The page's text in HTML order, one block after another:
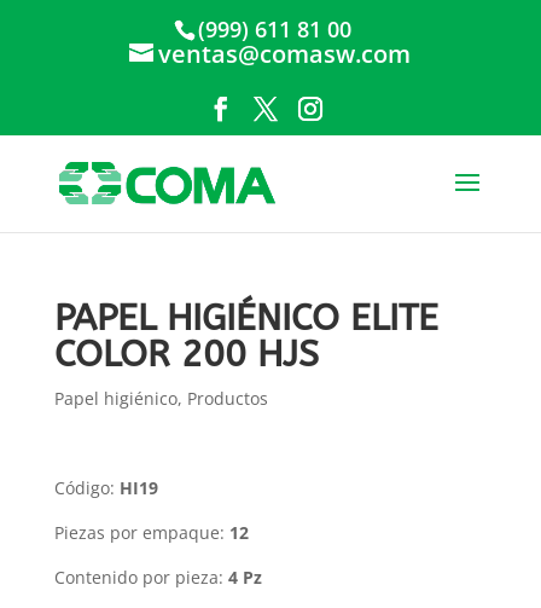
(999) 611 81 00
ventas@comasw.com
PAPEL HIGIÉNICO ELITE
COLOR 200 HJS
Papel higiénico, Productos
Código: HI19
Piezas por empaque: 12
Contenido por pieza: 4 Pz